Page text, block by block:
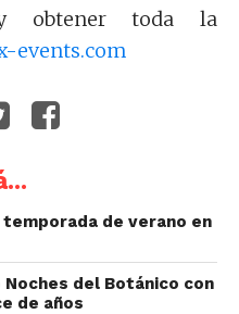
y obtener toda la
events.com
de verano en
del Botánico con
de años